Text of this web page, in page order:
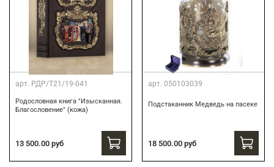
арт. РДР/Т21/19-041
Родословная книга "Изысканная.
Благословение" (кожа)
13 500.00 руб
арт. 050103039
Подстаканник Медведь на пасеке
18 500.00 руб